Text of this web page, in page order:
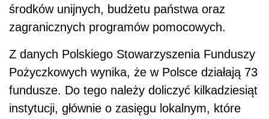
środków unijnych, budżetu państwa oraz
zagranicznych programów pomocowych.
Z danych Polskiego Stowarzyszenia Funduszy
Pożyczkowych wynika, że w Polsce działają 73
fundusze. Do tego należy doliczyć kilkadziesiąt
instytucji, głównie o zasięgu lokalnym, które